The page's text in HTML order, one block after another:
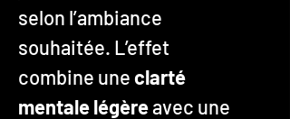
selon l’ambiance
souhaitée. L’effet
combine uneclarté
mentale légèreavec une